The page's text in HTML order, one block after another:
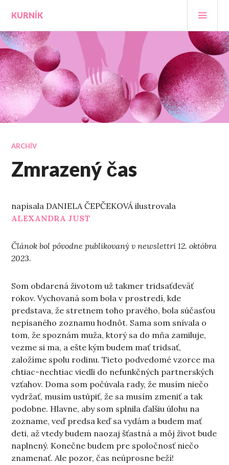
obsah
KURNÍK
ARCHÍV
Zmrazený čas
napísala DANIELA ČEPČEKOVÁ ilustrovala
ALEXANDRA JUST
Článok bol pôvodne publikovaný v newslettri 12. októbra
2023.
Som obdarená životom už takmer tridsaťdeväť
rokov. Vychovaná som bola v prostredí, kde
predstava, že stretnem toho pravého, bola súčasťou
nepísaného zoznamu hodnôt. Sama som snívala o
tom, že spoznám muža, ktorý sa do mňa zamiluje,
vezme si ma, a ešte kým budem mať tridsať,
založíme spolu rodinu. Tieto podvedomé vzorce ma
chtiac-nechtiac viedli do nefunkčných partnerských
vzťahov. Doma som počúvala rady, že musím niečo
vydržať, musím ustúpiť, že sa musím zmeniť a tak
podobne. Hlavne, aby som splnila ďalšiu úlohu na
zozname, veď predsa keď sa vydám a budem mať
deti, až vtedy budem naozaj šťastná a môj život bude
naplnený. Konečne budem pre spoločnosť niečo
znamenať. Ale pozor, čas neúprosne beží!